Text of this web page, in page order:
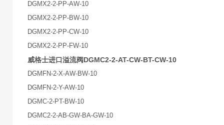
DGMX2-2-PP-AW-10
DGMX2-2-PP-BW-10
DGMX2-2-PP-CW-10
DGMX2-2-PP-FW-10
威格士进口溢流阀DGMC2-2-AT-CW-BT-CW-10
DGMFN-2-X-AW-BW-10
DGMFN-2-Y-AW-10
DGMC-2-PT-BW-10
DGMC2-2-AB-GW-BA-GW-10